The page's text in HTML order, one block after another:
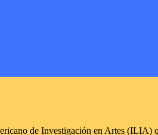
de Investigación en Artes (ILIA)